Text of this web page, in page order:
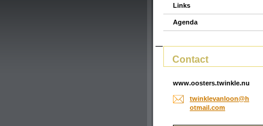
Links
Agenda
Contact
www.oosters.twinkle.nu
twinklevanloon@h
otmail.com